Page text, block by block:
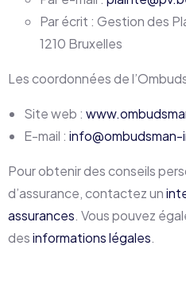
Par écrit : Gestion des
1210 Bruxelles
Les coordonnées de
Site web :
E-mail :
Pour obtenir des conseils
d’assurance, contactez un
assurances. Vous pouvez
desinformations légales.